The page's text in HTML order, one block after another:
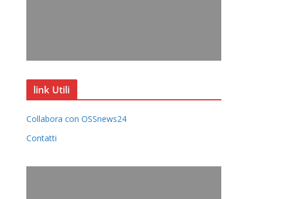
link Utili
Collabora con OSSnews24
Contatti